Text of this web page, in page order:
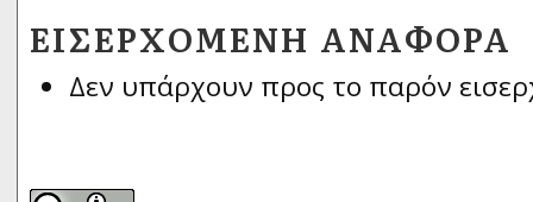
ΕΙΣΕΡΧΌΜΕΝΗ ΑΝΑΦΟΡΆ
Δεν υπάρχουν προς το παρόν